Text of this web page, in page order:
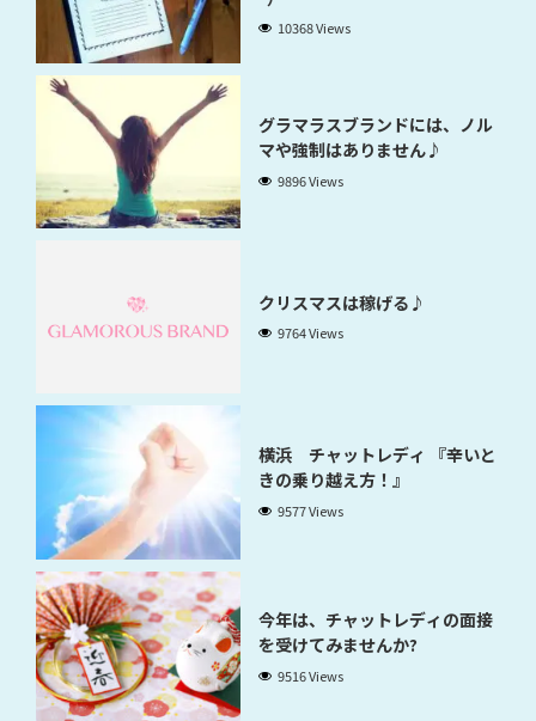
10368 Views
グラマラスブランドには、ノル
マや強制はありません♪
9896 Views
クリスマスは稼げる♪
9764 Views
横浜 チャットレディ 『辛いと
きの乗り越え方！』
9577 Views
今年は、チャットレディの面接
を受けてみませんか?
9516 Views